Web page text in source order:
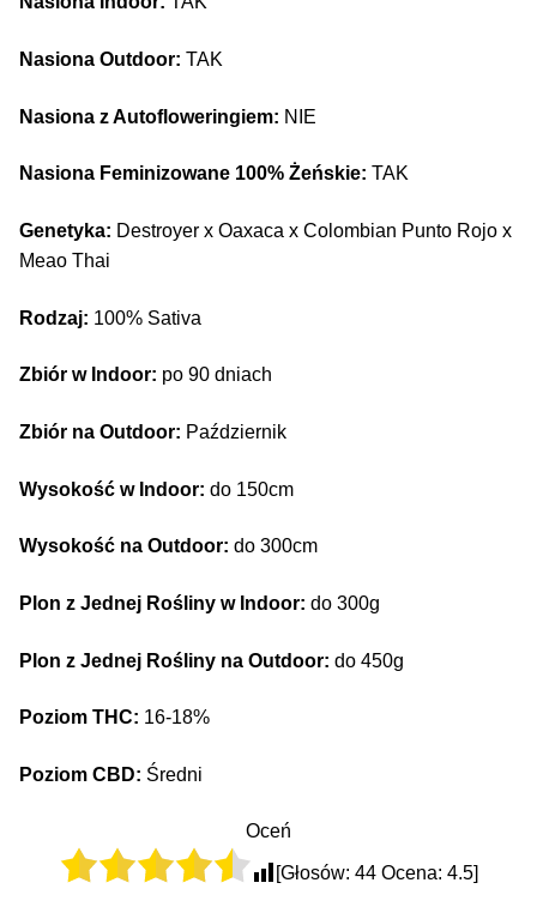
Nasiona Outdoor: TAK
Nasiona z Autofloweringiem: NIE
Nasiona Feminizowane 100% Żeńskie: TAK
Genetyka: Destroyer x Oaxaca x Colombian Punto Rojo x
Meao Thai
Rodzaj: 100% Sativa
Zbiór w Indoor: po 90 dniach
Zbiór na Outdoor: Październik
Wysokość w Indoor: do 150cm
Wysokość na Outdoor: do 300cm
Plon z Jednej Rośliny w Indoor: do 300g
Plon z Jednej Rośliny na Outdoor: do 450g
Poziom THC: 16-18%
Poziom CBD: Średni
Oceń
[Głosów: 44Ocena: 4.5]